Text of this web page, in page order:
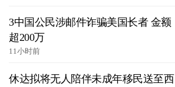
3中国公民涉邮件诈骗美国长者 金额
超200万
11小时前
休达拟将无人陪伴未成年移民送至西